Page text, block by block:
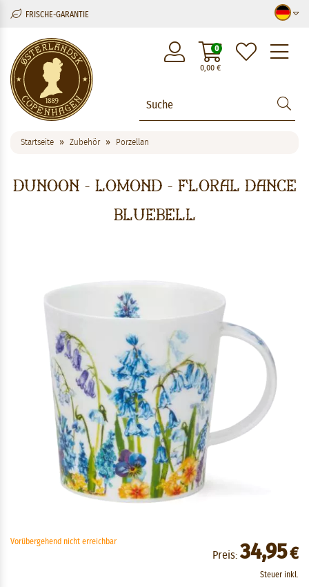
FRISCHE-GARANTIE
0,00€
0
Startseite Zubehör Porzellan
Dunoon - Lomond - Floral Dance
Bluebell
Vorübergehend nicht erreichbar
Preis: 34,95€
Steuer inkl.